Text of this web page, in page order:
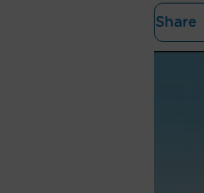
Share